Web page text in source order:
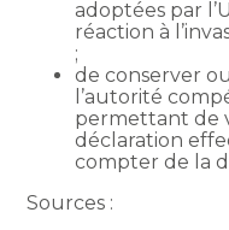
adoptées par
réaction à
;
de conserver
l’autorité
permettant de
déclaration
compter de la
Sources :